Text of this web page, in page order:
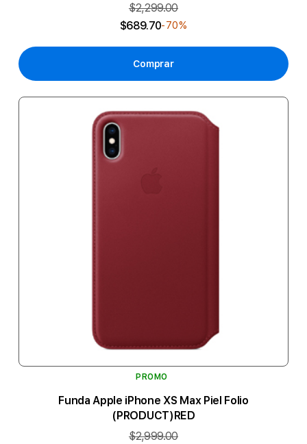
$2,299.00
$689.70-70%
Comprar
PROMO
Funda Apple iPhone XS Max Piel Folio
(PRODUCT)RED
$2,999.00